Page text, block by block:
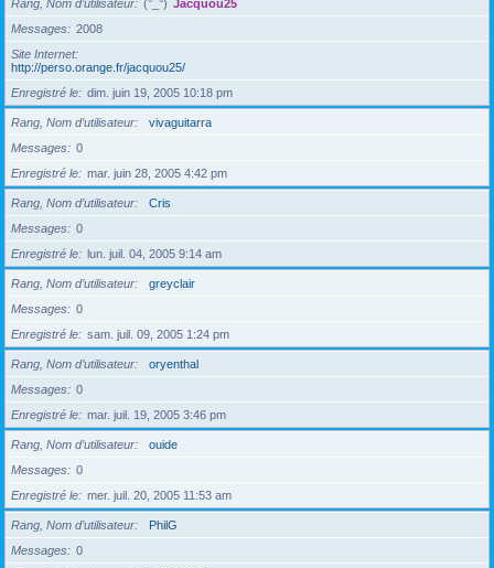
Rang, Nom d’utilisateur (°_°) Jacquou25
Messages
2008
Site Internet
http://perso.orange.fr/jacquou25/
Enregistré le
dim. juin 19, 2005 10:18 pm
Rang, Nom d’utilisateur
vivaguitarra
Messages
0
Enregistré le
mar. juin 28, 2005 4:42 pm
Rang, Nom d’utilisateur
Cris
Messages
0
Enregistré le
lun. juil. 04, 2005 9:14 am
Rang, Nom d’utilisateur
greyclair
Messages
0
Enregistré le
sam. juil. 09, 2005 1:24 pm
Rang, Nom d’utilisateur
oryenthal
Messages
0
Enregistré le
mar. juil. 19, 2005 3:46 pm
Rang, Nom d’utilisateur
ouide
Messages
0
Enregistré le
mer. juil. 20, 2005 11:53 am
Rang, Nom d’utilisateur
PhilG
Messages
0